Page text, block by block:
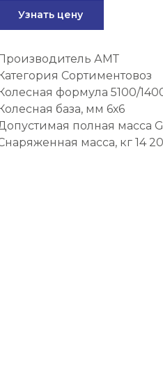
Узнать цену
АМТ
Сортиментовоз
формула 5100/
база, мм 6х6
полная масса
масса, кг 14